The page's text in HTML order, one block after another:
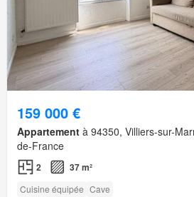
159 000 €
Appartement à 94350, Villiers-sur-
de-France
2 37 m²
Cuisine équipée Cave